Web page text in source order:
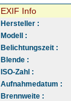
EXIF Info
Hersteller :
Modell :
Belichtungszeit :
Blende :
ISO-Zahl :
Aufnahmedatum :
Brennweite :